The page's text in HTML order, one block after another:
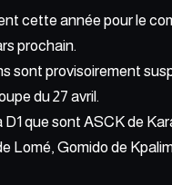
cette année pour le
prochain.
sont provisoirement
du 27 avril.
que sont ASCK de
Lomé, Gomido de